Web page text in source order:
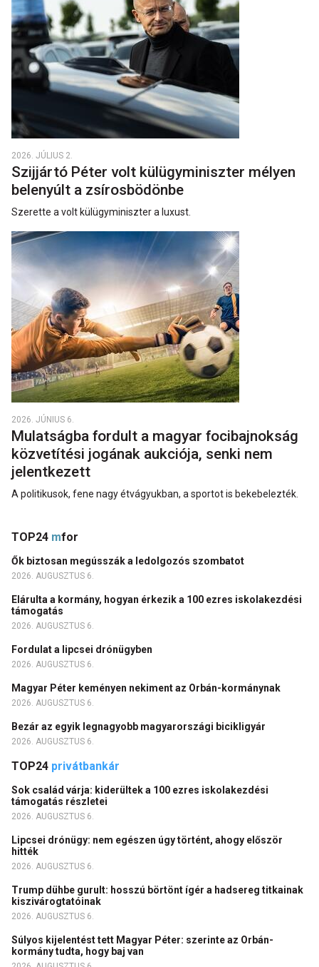
2026. JÚLIUS 2.
Szijjártó Péter volt külügyminiszter mélyen
belenyúlt a zsírosbödönbe
Szerette a volt külügyminiszter a luxust.
2026. JÚNIUS 6.
Mulatságba fordult a magyar focibajnokság
közvetítési jogának aukciója, senki nem
jelentkezett
A politikusok, fene nagy étvágyukban, a sportot is bekebelezték.
TOP24 mfor
Ők biztosan megússzák a ledolgozós szombatot
2026. AUGUSZTUS 6.
Elárulta a kormány, hogyan érkezik a 100 ezres iskolakezdési
támogatás
2026. AUGUSZTUS 6.
Fordulat a lipcsei drónügyben
2026. AUGUSZTUS 6.
Magyar Péter keményen nekiment az Orbán-kormánynak
2026. AUGUSZTUS 6.
Bezár az egyik legnagyobb magyarországi bicikligyár
2026. AUGUSZTUS 6.
TOP24 privátbankár
Sok család várja: kiderültek a 100 ezres iskolakezdési
támogatás részletei
2026. AUGUSZTUS 6.
Lipcsei drónügy: nem egészen úgy történt, ahogy először
hitték
2026. AUGUSZTUS 6.
Trump dühbe gurult: hosszú börtönt ígér a hadsereg titkainak
kiszivárogtatóinak
2026. AUGUSZTUS 6.
Súlyos kijelentést tett Magyar Péter: szerinte az Orbán-
kormány tudta, hogy baj van